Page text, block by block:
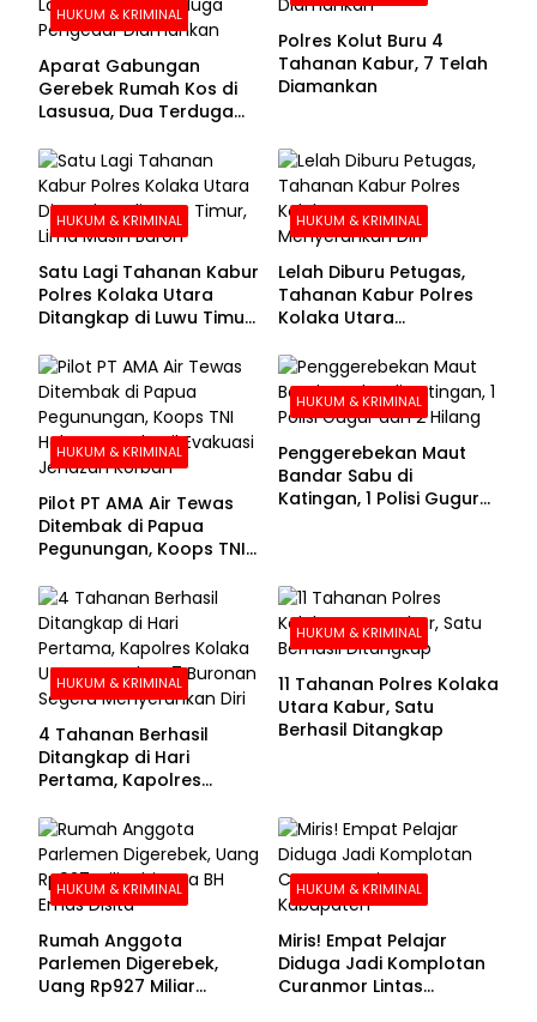
HUKUM & KRIMINAL
Aparat Gabungan
Gerebek Rumah Kos di
Lasusua, Dua Terduga
Polres Kolut Buru 4
Tahanan Kabur, 7 Telah
Diamankan
HUKUM & KRIMINAL
Satu Lagi Tahanan Kabur
Polres Kolaka Utara
Ditangkap di Luwu Timur,
HUKUM & KRIMINAL
Lelah Diburu Petugas,
Tahanan Kabur Polres
Kolaka Utara
HUKUM & KRIMINAL
Pilot PT AMA Air Tewas
Ditembak di Papua
Pegunungan, Koops TNI
Evakuasi Jenazah
Korban
HUKUM & KRIMINAL
Penggerebekan Maut
Bandar Sabu di
Katingan, 1 Polisi Gugur
HUKUM & KRIMINAL
4 Tahanan Berhasil
Ditangkap di Hari
Pertama, Kapolres
Buronan Segera
Menyerahkan Diri
HUKUM & KRIMINAL
11 Tahanan Polres Kolaka
Utara Kabur, Satu
Berhasil Ditangkap
HUKUM & KRIMINAL
Rumah Anggota
Parlemen Digerebek,
Uang Rp927 Miliar
HUKUM & KRIMINAL
Miris! Empat Pelajar
Diduga Jadi Komplotan
Curanmor Lintas